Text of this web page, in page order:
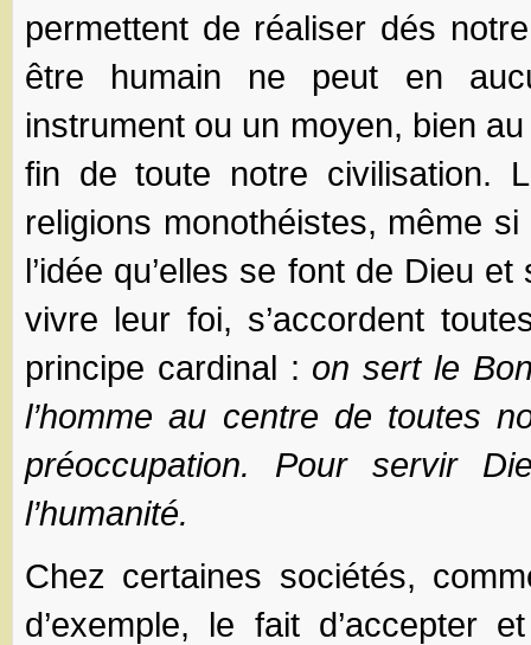
permettent de réaliser dés
être humain ne peut en
instrument ou un moyen, bien
fin de toute notre civilisation.
religions monothéistes, même
l’idée qu’elles se font de Dieu
vivre leur foi, s’accordent
principe cardinal : on sert le
l’homme au centre de toutes
préoccupation. Pour servir
l’humanité.
Chez certaines sociétés,
d’exemple, le fait d’accepter